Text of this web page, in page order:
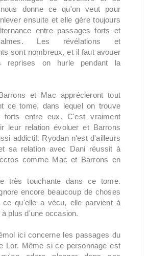
donne ce qu'on veut pour
ensuite et elle gère toujours
entre passages forts et
Les révélations et
sont nombreux, et il faut avouer
reprises on hurle pendant la
et Mac apprécieront tout
ce tome, dans lequel on trouve
forts entre eux. C'est vraiment
leur relation évoluer et Barrons
addictif. Ryodan n'est d'ailleurs
sa relation avec Dani réussit à
comme Mac et Barrons en
très touchante dans ce tome.
encore beaucoup de choses
qu'elle a vécu, elle parvient à
plus d'une occasion.
ici concerne les passages du
Lor. Même si ce personnage est